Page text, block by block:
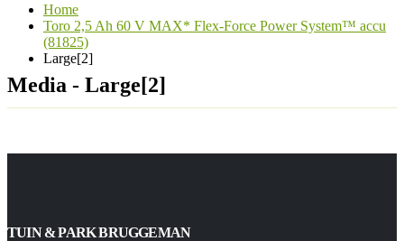
Home
Toro 2,5 Ah 60 V MAX* Flex-Force Power System™ accu
(81825)
Large[2]
Media - Large[2]
TUIN & PARK BRUGGEMAN